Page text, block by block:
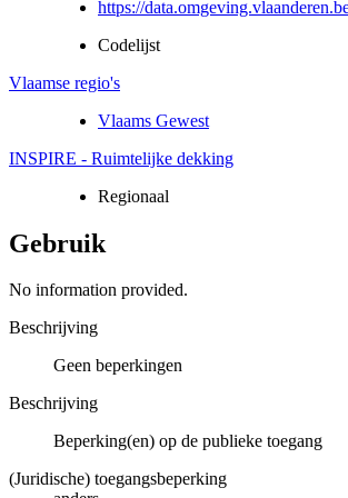
https://
Codelijst
Vlaamse regio's
Vlaams Gewest
INSPIRE - Ruimtelijke dekking
Regionaal
Gebruik
No information provided.
Beschrijving
Geen beperkingen
Beschrijving
Beperking(en) op de publieke toegang
(Juridische) toegangsbeperking